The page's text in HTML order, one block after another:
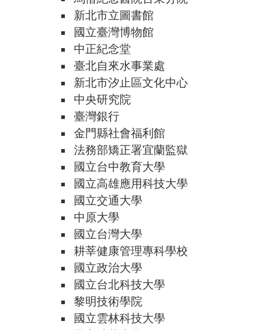
新北市立圖書館
國立臺灣博物館
中正紀念堂
臺北自來水事業處
新北市汐止區文化中心
中央研究院
臺灣銀行
金門縣社會福利館
法務部矯正署宜蘭監獄
國立台中教育大學
國立高雄應用科技大學
國立交通大學
中原大學
國立台灣大學
耕莘健康管理專科學校
國立政治大學
國立台北科技大學
黎明技術學院
國立雲林科技大學